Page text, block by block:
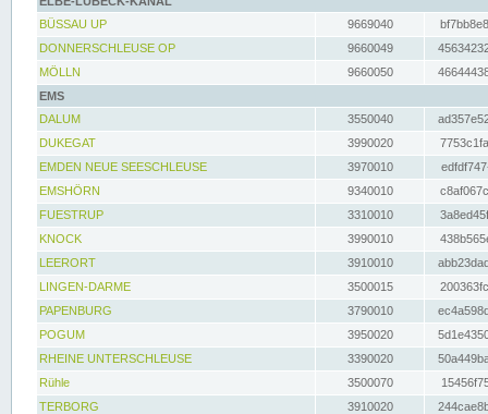
BÜSSAU UP
9669040
DONNERSCHLEUSE OP
9660049
MÖLLN
9660050
EMS
DALUM
3550040
DUKEGAT
3990020
EMDEN NEUE SEESCHLEUSE
3970010
EMSHÖRN
9340010
FUESTRUP
3310010
KNOCK
3990010
LEERORT
3910010
LINGEN-DARME
3500015
PAPENBURG
3790010
POGUM
3950020
RHEINE UNTERSCHLEUSE
3390020
Rühle
3500070
TERBORG
3910020